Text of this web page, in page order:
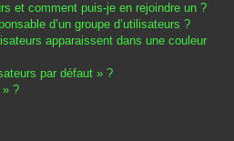
et comment puis-je en rejoindre un ?
d’un groupe d’utilisateurs ?
apparaissent dans une couleur
par défaut » ?
» ?